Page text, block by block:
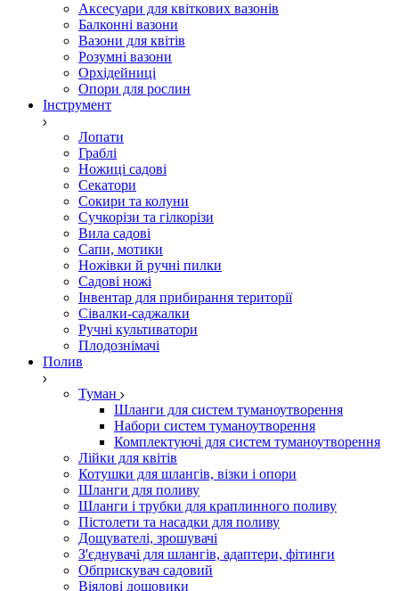
Аксесуари для квіткових вазонів
Балконні вазони
Вазони для квітів
Розумні вазони
Орхідейниці
Опори для рослин
Інструмент
Лопати
Граблі
Ножиці садові
Секатори
Сокири та колуни
Сучкорізи та гілкорізи
Вила садові
Сапи, мотики
Ножівки й ручні пилки
Садові ножі
Інвентар для прибирання території
Сівалки-саджалки
Ручні культиватори
Плодознімачі
Полив
Туман
Шланги для систем туманоутворення
Набори систем туманоутворення
Комплектуючі для систем туманоутворення
Лійки для квітів
Котушки для шлангів, візки і опори
Шланги для поливу
Шланги і трубки для краплинного поливу
Пістолети та насадки для поливу
Дощувателі, зрошувачі
З'єднувачі для шлангів, адаптери, фітинги
Обприскувач садовий
Віялові дощовики